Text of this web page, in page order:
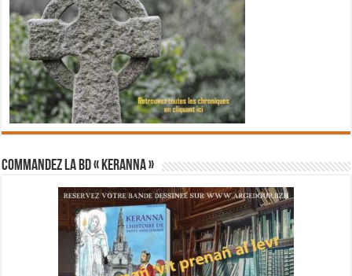
Commandez la BD « Keranna »